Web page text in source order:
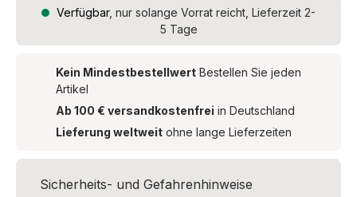
Verfügbar, nur solange Vorrat reicht, Lieferzeit 2-
5 Tage
Kein Mindestbestellwert Bestellen Sie jeden
Artikel
Ab 100 € versandkostenfrei in Deutschland
Lieferung weltweit ohne lange Lieferzeiten
Sicherheits- und Gefahrenhinweise